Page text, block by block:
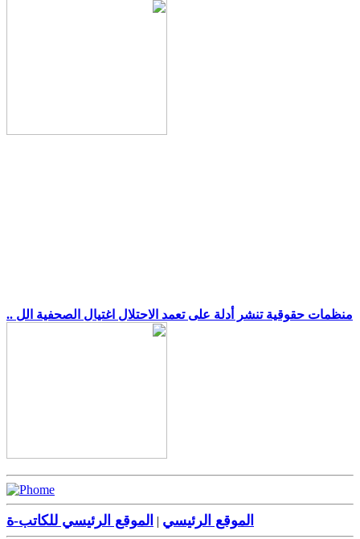
.. منظمات حقوقية تنشر أدلة على تعمد الاحتلال اغتيال الصحفية الل
الموقع الرئيسي | الموقع الرئيسي للكاتب-ة